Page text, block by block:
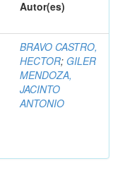
Autor(es)
BRAVO CASTRO,
HECTOR; GILER
MENDOZA,
JACINTO
ANTONIO